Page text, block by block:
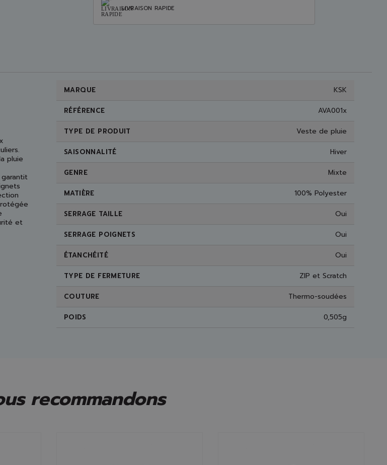
LIVRAISON RAPIDE
pluie
et
MARQUE KSK
RÉFÉRENCE AVA001x
TYPE DE PRODUIT Veste de pluie
SAISONNALITÉ Hiver
GENRE Mixte
MATIÈRE 100% Polyester
SERRAGE TAILLE Oui
SERRAGE POIGNETS Oui
ÉTANCHÉITÉ Oui
TYPE DE FERMETURE ZIP et Scratch
COUTURE Thermo-soudées
POIDS 0,505g
recommandons